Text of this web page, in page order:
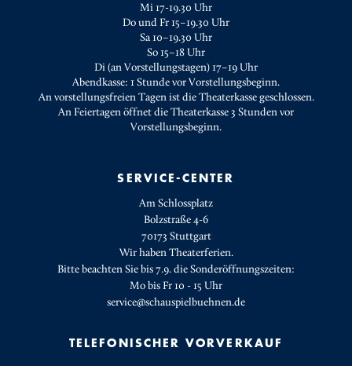
Mi 17-19.30 Uhr
Do und Fr 15–19.30 Uhr
Sa 10–19.30 Uhr
So 15–18 Uhr
Di (an Vorstellungstagen) 17–19 Uhr
Abendkasse: 1 Stunde vor Vorstellungsbeginn.
An vorstellungsfreien Tagen ist die Theaterkasse geschlossen.
An Feiertagen öffnet die Theaterkasse 3 Stunden vor
Vorstellungsbeginn.
SERVICE-CENTER
Am Schlossplatz
Bolzstraße 4-6
70173 Stuttgart
Wir haben Theaterferien.
Bitte beachten Sie bis 7.9. die Sonderöffnungszeiten:
Mo bis Fr 10 - 15 Uhr
service@schauspielbuehnen.de
TELEFONISCHER VORVERKAUF